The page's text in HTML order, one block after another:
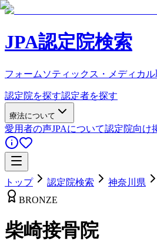
JPA認定院検索
フォームソティックス・メディカ
認定院を探す認定者を探す
療法について
愛用者の声JPAについて認定院向け
トップ 認定院検索 神奈川県
BRONZE
柴崎接骨院